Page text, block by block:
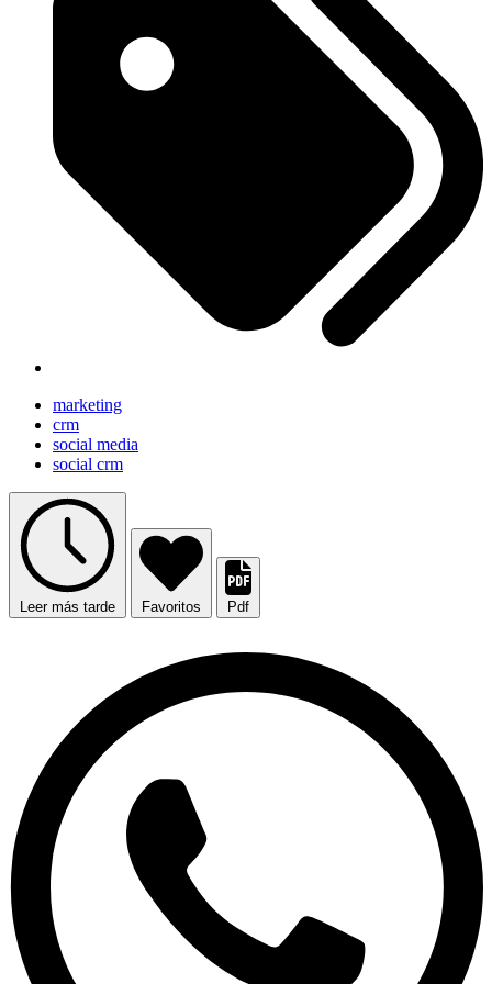
marketing
crm
social media
social crm
Leer más tarde Favoritos Pdf